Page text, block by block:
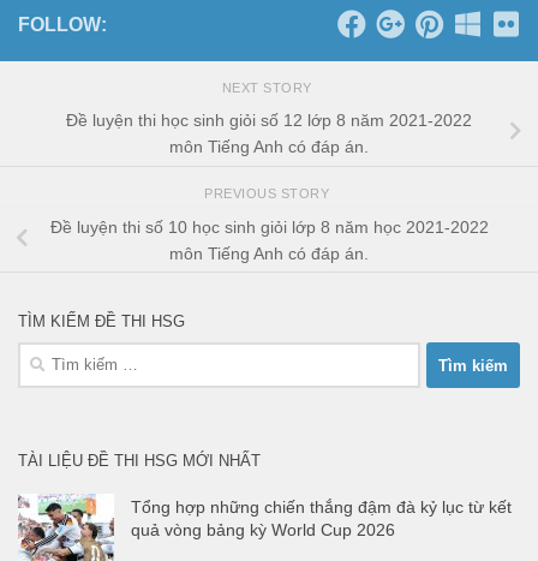
FOLLOW:
NEXT STORY
Đề luyện thi học sinh giỏi số 12 lớp 8 năm 2021-2022
môn Tiếng Anh có đáp án.
PREVIOUS STORY
Đề luyện thi số 10 học sinh giỏi lớp 8 năm học 2021-2022
môn Tiếng Anh có đáp án.
TÌM KIẾM ĐỀ THI HSG
Tìm
TÀI LIỆU ĐỀ THI HSG MỚI NHẤT
Tổng hợp những chiến thắng đậm đà kỷ lục từ kết
quả vòng bảng kỳ World Cup 2026